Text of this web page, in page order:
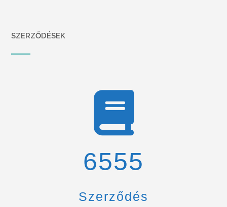
SZERZŐDÉSEK
6900
Szerződés